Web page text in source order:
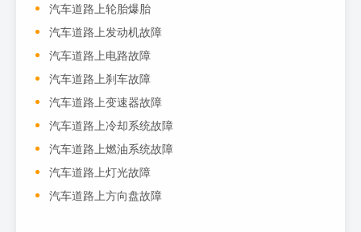
汽车道路上轮胎爆胎
汽车道路上发动机故障
汽车道路上电路故障
汽车道路上刹车故障
汽车道路上变速器故障
汽车道路上冷却系统故障
汽车道路上燃油系统故障
汽车道路上灯光故障
汽车道路上方向盘故障